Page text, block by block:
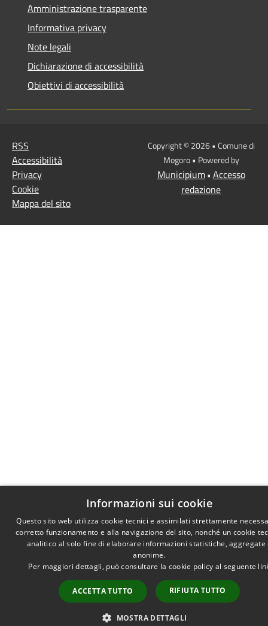
Amministrazione trasparente
Informativa privacy
Note legali
Dichiarazione di accessibilità
Obiettivi di accessibilità
RSS
Accessibilità
Privacy
Cookie
Mappa del sito
Copyright © 2026 • Comune di
Mogoro • Powered by
Municipium• Accesso
redazione
Informazioni sui cookie
Questo sito web utilizza cookie tecnici e assimilati strettamente
corretto funzionamento e alla navigazione del sito, nonché un cookie
analitico al solo fine di elaborare informazioni statistiche, aggregate
anonime.
Per maggiori dettagli, può consultare la cookie policy al seguente
ACCETTA TUTTO RIFIUTA TUTTO
MOSTRA DETTAGLI